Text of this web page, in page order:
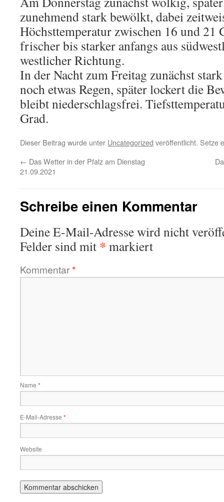
zunehmend stark bewölkt, dabei
Höchsttemperatur zwischen 16 und 21
frischer bis starker anfangs aus
westlicher Richtung.
In der Nacht zum Freitag zunächst
noch etwas Regen, später lockert die
bleibt niederschlagsfrei.
Grad.
Dieser Beitrag wurde unter Uncategorized veröffentlicht. Setze
← Das Wetter in der Pfalz am Dienstag
21.09.2021
Schreibe einen Kommentar
Deine E-Mail-Adresse wird nicht
Felder sind mit * markiert
Kommentar*
Name *
E-Mail-Adresse *
Website